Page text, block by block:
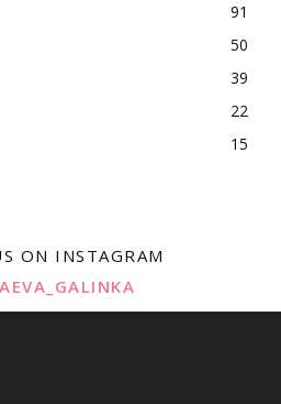
91
50
39
22
15
ON INSTAGRAM